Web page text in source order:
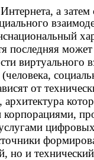
а
последняя
виртуального
(человека,
от
корпорациями,
но и